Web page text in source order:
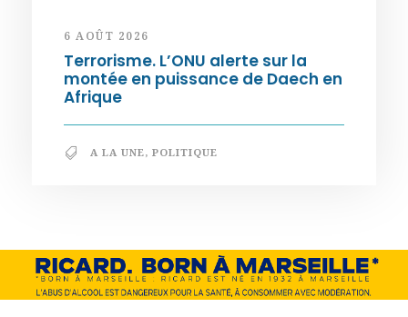
6 AOÛT 2026
Terrorisme. L’ONU alerte sur la
montée en puissance de Daech en
Afrique
A LA UNE, POLITIQUE